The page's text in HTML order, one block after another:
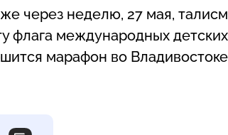
через неделю, 27 мая,
флага международных
марафон во